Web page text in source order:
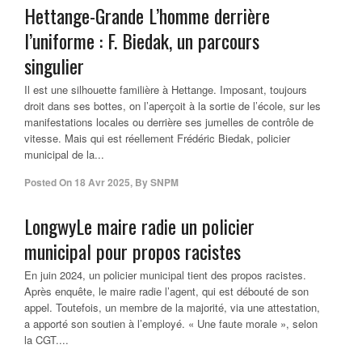
Hettange-Grande L’homme derrière
l’uniforme : F. Biedak, un parcours
singulier
Il est une silhouette familière à Hettange. Imposant, toujours
droit dans ses bottes, on l’aperçoit à la sortie de l’école, sur les
manifestations locales ou derrière ses jumelles de contrôle de
vitesse. Mais qui est réellement Frédéric Biedak, policier
municipal de la...
Posted On 18 Avr 2025, BySNPM
LongwyLe maire radie un policier
municipal pour propos racistes
En juin 2024, un policier municipal tient des propos racistes.
Après enquête, le maire radie l’agent, qui est débouté de son
appel. Toutefois, un membre de la majorité, via une attestation,
a apporté son soutien à l’employé. « Une faute morale », selon
la CGT....